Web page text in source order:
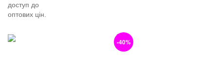
доступ до
оптових цін.
-40%